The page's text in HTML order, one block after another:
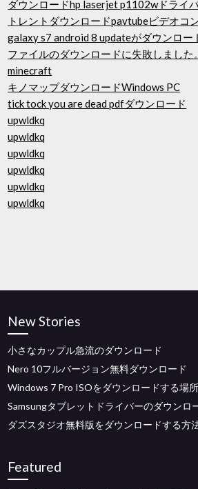
ダウンロードhp laserjet p1102wドライ
トレントダウンロードpavtubeビデオコ
galaxy s7 android 8 updateがダウンロー
ファイルのダウンロードに失敗しまし
minecraft
キノマップダウンロードWindows PC
tick tock you are dead pdfダウンロード
upwldkq
upwldkq
upwldkq
upwldkq
upwldkq
upwldkq
New Stories
小さなカップル急流のダウンロード
Nero 10フルバージョン無料ダウンロード
Windows 7 Pro ISOをダウンロードする場所
Samsungタブレットドライバーのダウンロ
ダズスタジオ無料版をダウンロードする方
Featured